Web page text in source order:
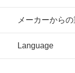
メーカーから
Language